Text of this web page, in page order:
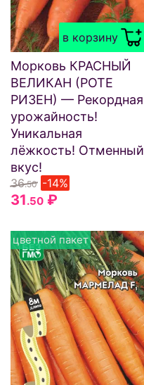
в корзину
Морковь КРАСНЫЙ
ВЕЛИКАН (РОТЕ
РИЗЕН) — Рекордная
урожайность!
Уникальная
лёжкость! Отменный
вкус!
36.50 -14%
31.50 ₽
цветной пакет